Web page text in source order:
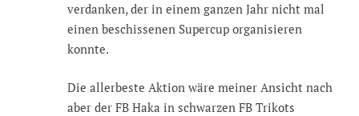
verdanken, der in einem ganzen Jahr nicht mal
einen beschissenen Supercup organisieren
konnte.
Die allerbeste Aktion wäre meiner Ansicht nach
aber der FB Haka in schwarzen FB Trikots